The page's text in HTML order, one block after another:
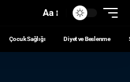
Aa
Çocuk Sağlığı Diyet ve Beslenme